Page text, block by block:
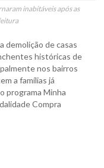
inabitáveis após as
de casas
históricas de
nos bairros
a famílias já
programa Minha
Compra